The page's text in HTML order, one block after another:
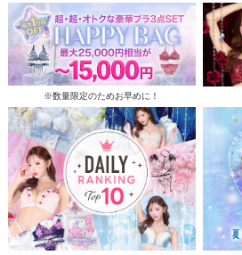
※数量限定のためお早めに！